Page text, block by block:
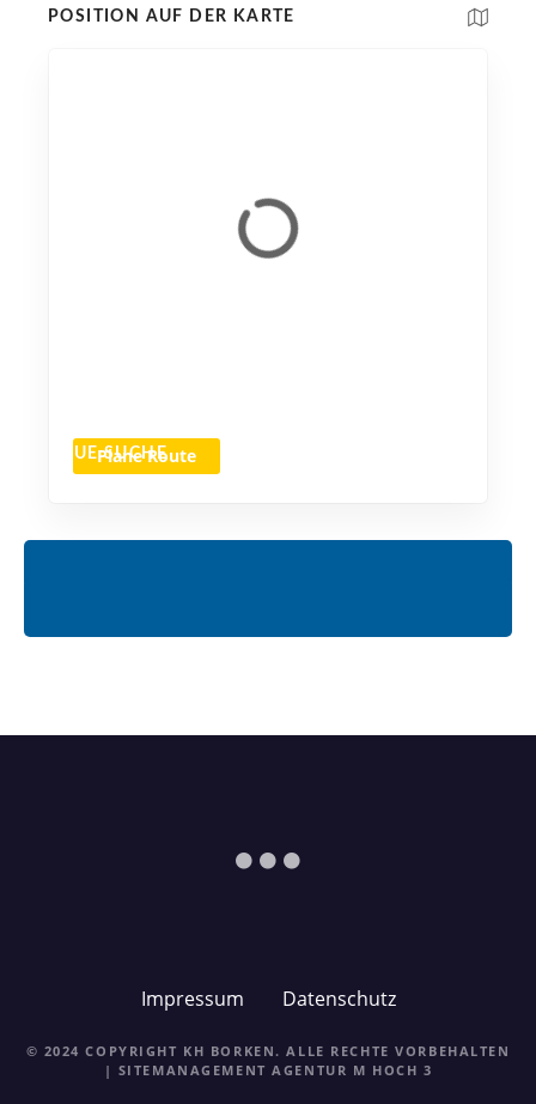
POSITION AUF DER KARTE
Plane Route
NEUE SUCHE
Impressum Datenschutz
© 2024 COPYRIGHT KH BORKEN. ALLE RECHTE VORBEHALTEN
| SITEMANAGEMENTAGENTUR M HOCH 3